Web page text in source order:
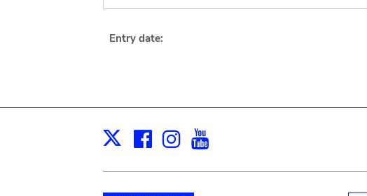
Entry date:
X Facebook
Instagram